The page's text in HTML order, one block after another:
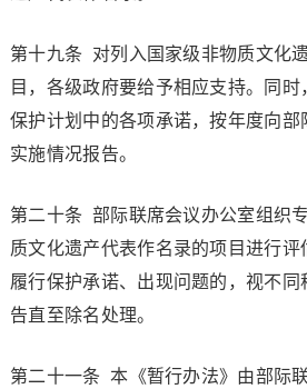
第十九条 对列入国家级非物质文化
目，各级政府要给予相应支持。同
保护计划中的各项承诺，按年度向部
实施情况报告。
第二十条 部际联席会议办公室组织
质文化遗产代表作名录的项目进行
履行保护承诺、出现问题的，视不
告直至除名处理。
第二十一条 本《暂行办法》由部际